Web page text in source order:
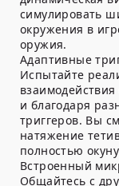
симулировать
окружения в
оружия.
Адаптивные
Испытайте
и благодаря
триггеров. Вы
натяжение
полностью
Встроенный
Общайтесь с